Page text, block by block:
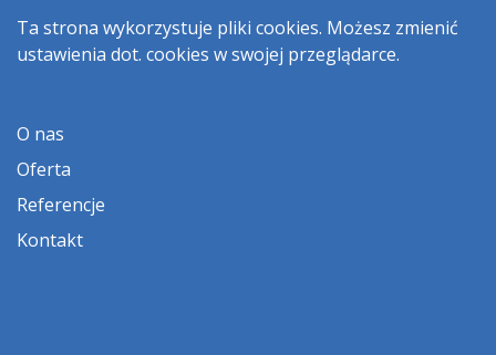
Ta strona wykorzystuje pliki cookies. Możesz zmienić
ustawienia dot. cookies w swojej przeglądarce.
O nas
Oferta
Referencje
Kontakt